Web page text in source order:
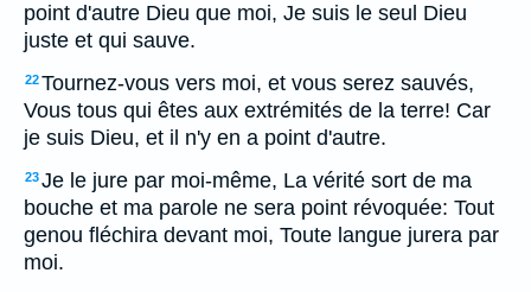
point d'autre Dieu que moi, Je suis le seul Dieu
juste et qui sauve.
22Tournez-vous vers moi, et vous serez sauvés,
Vous tous qui êtes aux extrémités de la terre! Car
je suis Dieu, et il n'y en a point d'autre.
23Je le jure par moi-même, La vérité sort de ma
bouche et ma parole ne sera point révoquée: Tout
genou fléchira devant moi, Toute langue jurera par
moi.